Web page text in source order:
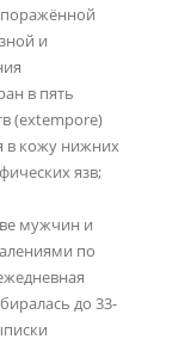
и
в пять
(extempore)
в кожу нижних
язв;
мужчин и
по
до 33-